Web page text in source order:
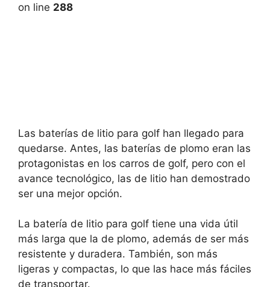
on line 288
Las baterías de litio para golf han llegado para
quedarse. Antes, las baterías de plomo eran las
protagonistas en los carros de golf, pero con el
avance tecnológico, las de litio han demostrado
ser una mejor opción.
La batería de litio para golf tiene una vida útil
más larga que la de plomo, además de ser más
resistente y duradera. También, son más
ligeras y compactas, lo que las hace más fáciles
de transportar.